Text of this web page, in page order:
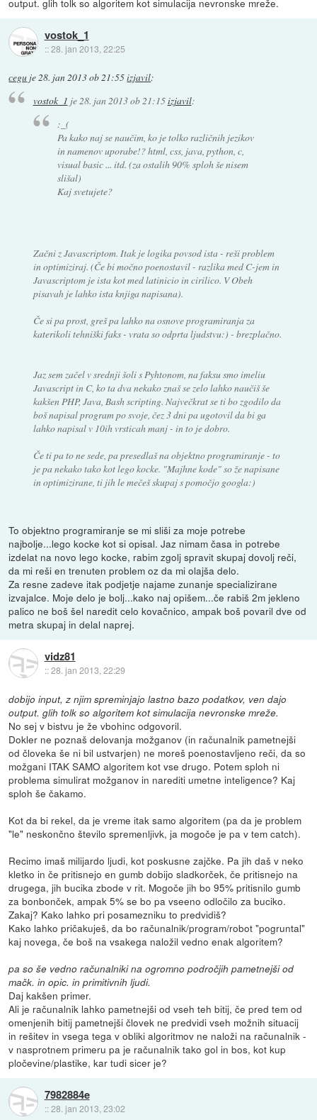
vostok_1
::28. jan 2013, 22:25
cegu je 28. jan 2013 ob 21:55izjavil:
vostok_1 je28. jan 2013 ob 21:15izjavil:
:_(
Pa kako naj se naučim, ko je tolko različnih jezikov
in namenov uporabe!? html, css, java, python, c,
visual basic ... itd. (za ostalih 90% sploh še nisem
slišal)
Kaj svetujete?
Začni z Javascriptom. Itak je logika povsod ista - reši problem
in optimiziraj. (Če bi močno poenostavil - razlika med C-jem in
Javascriptom je ista kot med latinicio in cirilico. V Obeh
pisavah je lahko ista knjiga napisana).
Če si pa prost, greš pa lahko na osnove programiranja za
katerikoli tehniški faks - vrata so odprta ljudstvu:) - brezplačno.
Jaz sem začel v srednji šoli s Pyhtonom, na faksu smo imeliu
Javascript in C, ko ta dva nekako znaš se zelo lahko naučiš še
kakšen PHP, Java, Bash scripting. Največkrat se ti bo zgodilo da
boš napisal program po svoje, čez 3 dni pa ugotovil da bi ga
lahko napisal v 10ih vrsticah manj - in to je dobro.
Če ti pa to ne sede, pa presedlaš na objektno programiranje - to
je pa nekako tako kot lego kocke. "Majhne kode" so že napisane
in optimizirane, ti jih le mečeš skupaj s pomočjo googla:)
To objektno programiranje se mi sliši za moje potrebe
najbolje...lego kocke kot si opisal. Jaz nimam časa in potrebe
izdelat na novo lego kocke, rabim zgolj spravit skupaj dovolj reči,
da mi reši en trenuten problem oz da mi olajša delo.
Za resne zadeve itak podjetje najame zunanje specializirane
izvajalce. Moje delo je bolj...kako naj opišem...če rabiš 2m jekleno
palico ne boš šel naredit celo kovačnico, ampak boš povaril dve od
metra skupaj in delal naprej.
vidz81
::28. jan 2013, 22:29
dobijo input, z njim spreminjajo lastno bazo podatkov, ven dajo
output. glih tolk so algoritem kot simulacija nevronske mreže.
No sej v bistvu je že vbohinc odgovoril.
Dokler ne poznaš delovanja možganov (in računalnik pametnejši
od človeka še ni bil ustvarjen) ne moreš poenostavljeno reči, da so
možgani ITAK SAMO algoritem kot vse drugo. Potem sploh ni
problema simulirat možganov in narediti umetne inteligence? Kaj
sploh še čakamo.
Kot da bi rekel, da je vreme itak samo algoritem (pa da je problem
"le" neskončno število spremenljivk, ja mogoče je pa v tem catch).
Recimo imaš milijardo ljudi, kot poskusne zajčke. Pa jih daš v neko
kletko in če pritisnejo en gumb dobijo sladkorček, če pritisnejo na
drugega, jih bucika zbode v rit. Mogoče jih bo 95% pritisnilo gumb
za bonbonček, ampak 5% se bo pa vseeno odločilo za buciko.
Zakaj? Kako lahko pri posamezniku to predvidiš?
Kako lahko pričakuješ, da bo računalnik/program/robot "pogruntal"
kaj novega, če boš na vsakega naložil vedno enak algoritem?
pa so še vedno računalniki na ogromno področjih pametnejši od
mačk. in opic. in primitivnih ljudi.
Daj kakšen primer.
Ali je računalnik lahko pametnejši od vseh teh bitij, če pred tem od
omenjenih bitij pametnejši človek ne predvidi vseh možnih situacij
in rešitev in vsega tega v obliki algoritmov ne naloži na računalnik -
v nasprotnem primeru pa je računalnik tako gol in bos, kot kup
pločevine/plastike, kar tudi sicer je?
7982884e
::28. jan 2013, 23:02